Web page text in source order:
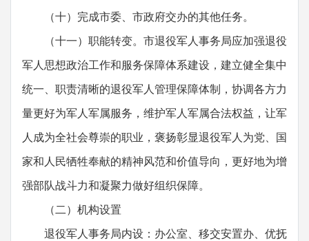
（十）完成市委、市政府交办的其他任务。
（十一）职能转变。市退役军人事务局应加强退役
军人思想政治工作和服务保障体系建设，建立健全集中
统一、职责清晰的退役军人管理保障体制，协调各方力
量更好为军人军属服务，维护军人军属合法权益，让军
人成为全社会尊崇的职业，褒扬彰显退役军人为党、国
家和人民牺牲奉献的精神风范和价值导向，更好地为增
强部队战斗力和凝聚力做好组织保障。
（二）机构设置
退役军人事务局内设：办公室、移交安置办、优抚